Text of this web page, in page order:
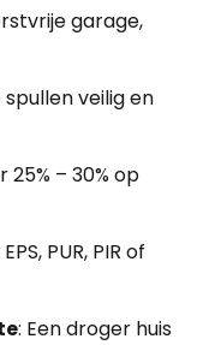
garage,
spullen veilig en
25% – 30% op
PUR, PIR of
: Een droger huis